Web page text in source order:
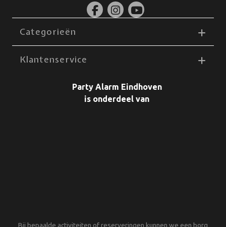
Categorieën
Klantenservice
Party Alarm Eindhoven
is onderdeel van
Bij bepaalde activiteiten of reserveringen kunnen we een borg